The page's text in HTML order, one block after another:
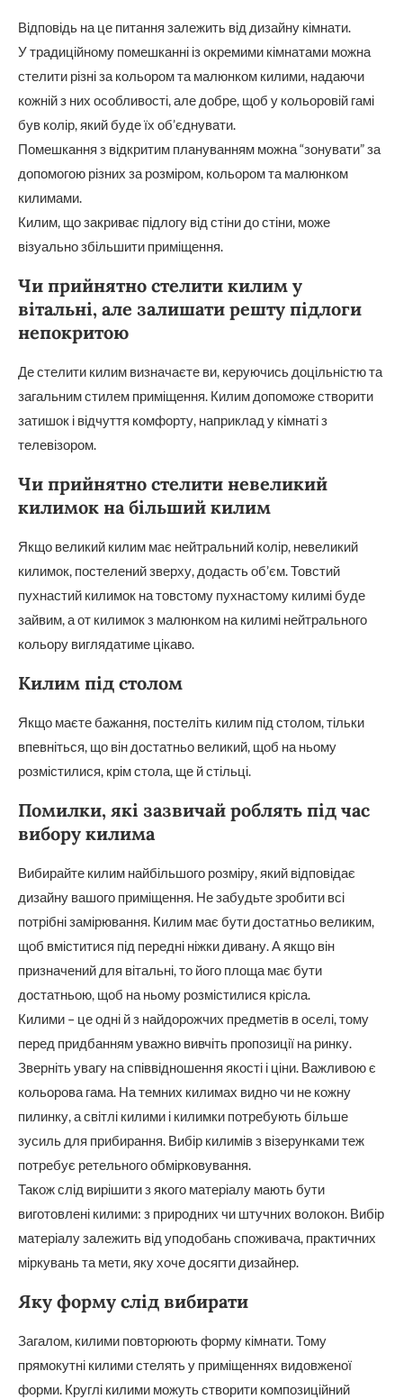
Відповідь на це питання залежить від дизайну кімнати.
У традиційному помешканні із окремими кімнатами можна
стелити різні за кольором та малюнком килими, надаючи
кожній з них особливості, але добре, щоб у кольоровій гамі
був колір, який буде їх об’єднувати.
Помешкання з відкритим плануванням можна “зонувати” за
допомогою різних за розміром, кольором та малюнком
килимами.
Килим, що закриває підлогу від стіни до стіни, може
візуально збільшити приміщення.
Чи прийнятно стелити килим у
вітальні, але залишати решту підлоги
непокритою
Де стелити килим визначаєте ви, керуючись доцільністю та
загальним стилем приміщення. Килим допоможе створити
затишок і відчуття комфорту, наприклад у кімнаті з
телевізором.
Чи прийнятно стелити невеликий
килимок на більший килим
Якщо великий килим має нейтральний колір, невеликий
килимок, постелений зверху, додасть об’єм. Товстий
пухнастий килимок на товстому пухнастому килимі буде
зайвим, а от килимок з малюнком на килимі нейтрального
кольору виглядатиме цікаво.
Килим під столом
Якщо маєте бажання, постеліть килим під столом, тільки
впевніться, що він достатньо великий, щоб на ньому
розмістилися, крім стола, ще й стільці.
Помилки, які зазвичай роблять під час
вибору килима
Вибирайте килим найбільшого розміру, який відповідає
дизайну вашого приміщення. Не забудьте зробити всі
потрібні замірювання. Килим має бути достатньо великим,
щоб вміститися під передні ніжки дивану. А якщо він
призначений для вітальні, то його площа має бути
достатньою, щоб на ньому розмістилися крісла.
Килими – це одні й з найдорожчих предметів в оселі, тому
перед придбанням уважно вивчіть пропозиції на ринку.
Зверніть увагу на співвідношення якості і ціни. Важливою є
кольорова гама. На темних килимах видно чи не кожну
пилинку, а світлі килими і килимки потребують більше
зусиль для прибирання. Вибір килимів з візерунками теж
потребує ретельного обмірковування.
Також слід вирішити з якого матеріалу мають бути
виготовлені килими: з природних чи штучних волокон. Вибір
матеріалу залежить від уподобань споживача, практичних
міркувань та мети, яку хоче досягти дизайнер.
Яку форму слід вибирати
Загалом, килими повторюють форму кімнати. Тому
прямокутні килими стелять у приміщеннях видовженої
форми. Круглі килими можуть створити композиційний